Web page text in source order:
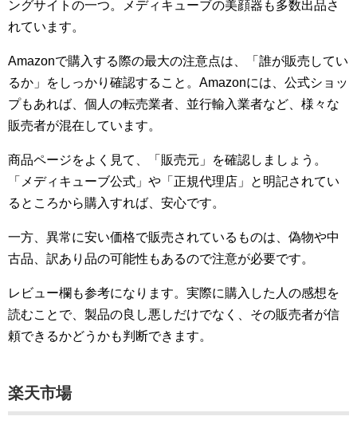
ングサイトの一つ。メディキューブの美顔器も多数出品さ
れています。
Amazonで購入する際の最大の注意点は、「誰が販売してい
るか」をしっかり確認すること。Amazonには、公式ショッ
プもあれば、個人の転売業者、並行輸入業者など、様々な
販売者が混在しています。
商品ページをよく見て、「販売元」を確認しましょう。
「メディキューブ公式」や「正規代理店」と明記されてい
るところから購入すれば、安心です。
一方、異常に安い価格で販売されているものは、偽物や中
古品、訳あり品の可能性もあるので注意が必要です。
レビュー欄も参考になります。実際に購入した人の感想を
読むことで、製品の良し悪しだけでなく、その販売者が信
頼できるかどうかも判断できます。
楽天市場